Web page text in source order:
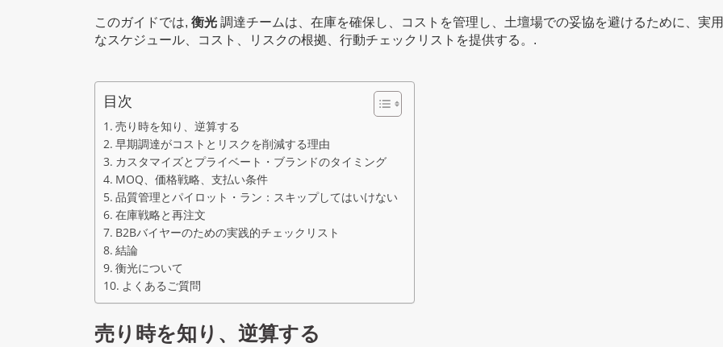
このガイドでは, 衡光 調達チームは、在庫を確保し、コストを管理し、土壇場での妥協を避けるために、実
なスケジュール、コスト、リスクの根拠、行動チェックリストを提供する。.
目次
売り時を知り、逆算する
早期調達がコストとリスクを削減する理由
カスタマイズとプライベート・ブランドのタイミング
MOQ、価格戦略、支払い条件
品質管理とパイロット・ラン：スキップしてはいけない
在庫戦略と再注文
B2Bバイヤーのための実践的チェックリスト
結論
衡光について
よくあるご質問
売り時を知り、逆算する